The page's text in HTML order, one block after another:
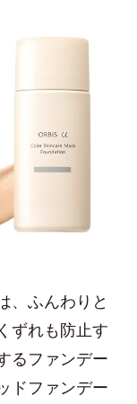
、ふんわりと
ずれも防止す
るファンデー
ドファンデー